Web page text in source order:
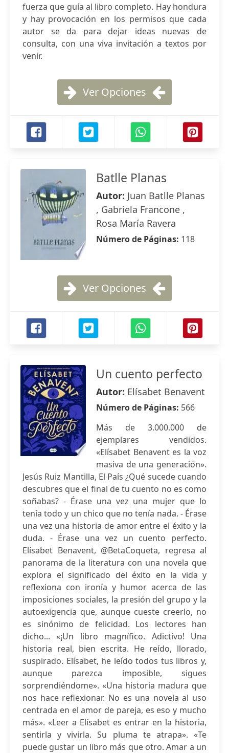
fuerza que guía al libro completo. Hay hondura
y hay provocación en los permisos que cada
autor se da para dejar ideas nuevas de
consulta, con una viva invitación a textos por
venir.
Ver Opciones
Batlle Planas
Autor: Juan Batlle Planas
, Gabriela Francone ,
Rosa María Ravera
Número de Páginas: 118
Ver Opciones
Un cuento perfecto
Autor: Elísabet Benavent
Número de Páginas: 566
Más de 3.000.000 de
ejemplares vendidos.
«Elísabet Benavent es la voz
masiva de una generación».
Jesús Ruiz Mantilla, El País ¿Qué sucede cuando
descubres que el final de tu cuento no es como
soñabas? - Érase una vez una mujer que lo
tenía todo y un chico que no tenía nada. - Érase
una vez una historia de amor entre el éxito y la
duda. - Érase una vez un cuento perfecto.
Elísabet Benavent, @BetaCoqueta, regresa al
panorama de la literatura con una novela que
explora el significado del éxito en la vida y
reflexiona con ironía y humor acerca de las
imposiciones sociales, la presión del grupo y la
autoexigencia que, aunque cueste creerlo, no
es sinónimo de felicidad. Los lectores han
dicho... «¡Un libro magnífico. Adictivo! Una
historia real, bien escrita. He reído, llorado,
suspirado. Elísabet, he leído todos tus libros y,
aunque parezca imposible, sigues
sorprendiéndome». «Una historia madura que
nos hace reflexionar. No es una novela al uso
centrada en el amor de pareja, es eso y mucho
más». «Leer a Elísabet es entrar en la historia,
sentirla y vivirla. Su pluma te atrapa». «Te
puede gustar un libro más que otro. Amar a un